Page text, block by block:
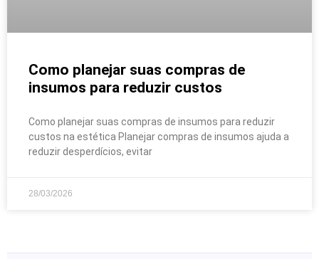
Como planejar suas compras de
insumos para reduzir custos
Como planejar suas compras de insumos para reduzir
custos na estética Planejar compras de insumos ajuda a
reduzir desperdícios, evitar
28/03/2026